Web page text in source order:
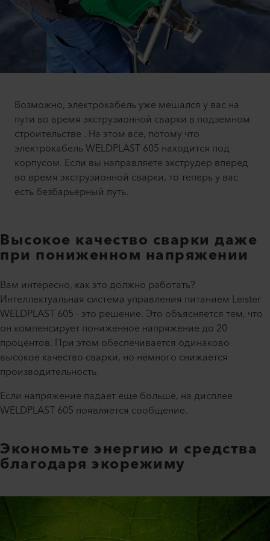
Возможно, электрокабель уже мешался у вас на
пути во время экструзионной сварки в подземном
строительстве . На этом все, потому что
электрокабель WELDPLAST 605 находится под
корпусом. Если вы направляете экструдер вперед
во время экструзионной сварки, то теперь у вас
есть безбарьерный путь.
Высокое качество сварки даже
при пониженном напряжении
Вам интересно, как это должно работать?
Интеллектуальная система управления питанием Leister
WELDPLAST 605 - это решение. Это объясняется тем, что
он компенсирует пониженное напряжение до 20
процентов. При этом обеспечивается одинаково
высокое качество сварки, но немного снижается
производительность.
Если напряжение падает еще больше, на дисплее
WELDPLAST 605 появляется сообщение.
Экономьте энергию и средства
благодаря экорежиму